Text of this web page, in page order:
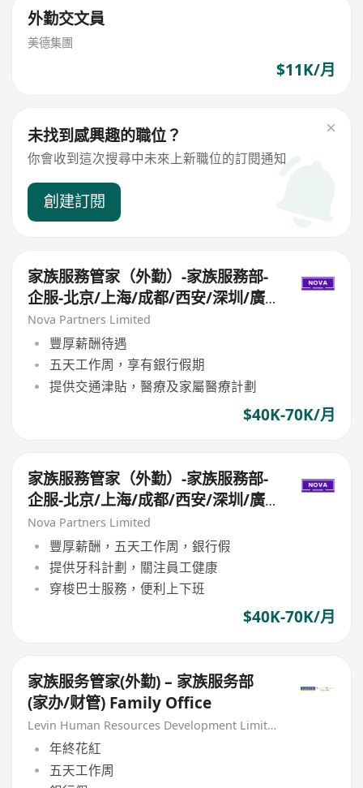
外勤交文員
美德集團
$11K/月
未找到感興趣的職位？
你會收到這次搜尋中未來上新職位的訂閱通知
創建訂閱
家族服務管家（外勤）-家族服務部-
企服-北京/上海/成都/西安/深圳/廣
州/香港
Nova Partners Limited
豐厚薪酬待遇
五天工作周，享有銀行假期
提供交通津貼，醫療及家屬醫療計劃
$40K-70K/月
家族服務管家（外勤）-家族服務部-
企服-北京/上海/成都/西安/深圳/廣
州/香港
Nova Partners Limited
豐厚薪酬，五天工作周，銀行假
提供牙科計劃，關注員工健康
穿梭巴士服務，便利上下班
$40K-70K/月
家族服务管家(外勤) – 家族服务部
(家办/财管) Family Office
Levin Human Resources Development Limited
年終花紅
五天工作周